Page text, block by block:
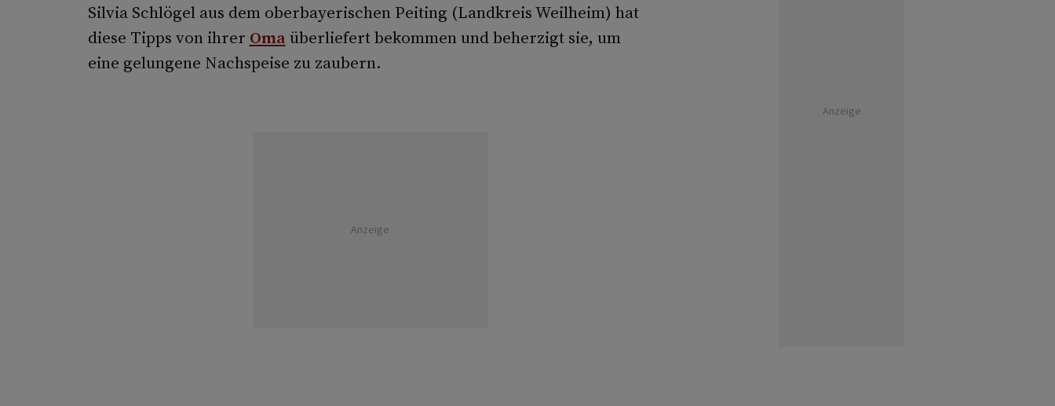
Silvia Schlögel aus dem oberbayerischen Peiting (Landkreis Weilheim) hat
diese Tipps von ihrer Oma überliefert bekommen und beherzigt sie, um
eine gelungene Nachspeise zu zaubern.
Anzeige
Anzeige